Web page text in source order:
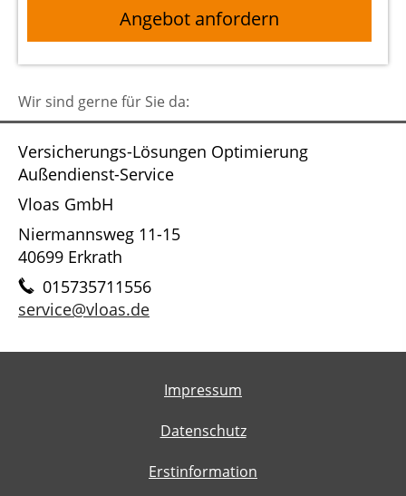
Angebot anfordern
Wir sind gerne für Sie da:
Versicherungs-Lösungen Optimierung
Außendienst-Service
Vloas GmbH
Niermannsweg 11-15
40699 Erkrath
015735711556
service@vloas.de
Impressum
Datenschutz
Erstinformation